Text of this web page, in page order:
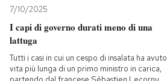
7/10/2025
I capi di governo durati meno di una
lattuga
Tutti i casi in cui un cespo di insalata ha avuto
vita più lunga di un primo ministro in carica,